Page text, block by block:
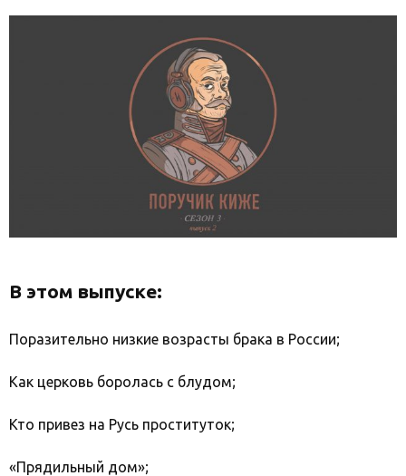
В этом выпуске:
Поразительно низкие возрасты брака в России;
Как церковь боролась с блудом;
Кто привез на Русь проституток;
«Прядильный дом»;